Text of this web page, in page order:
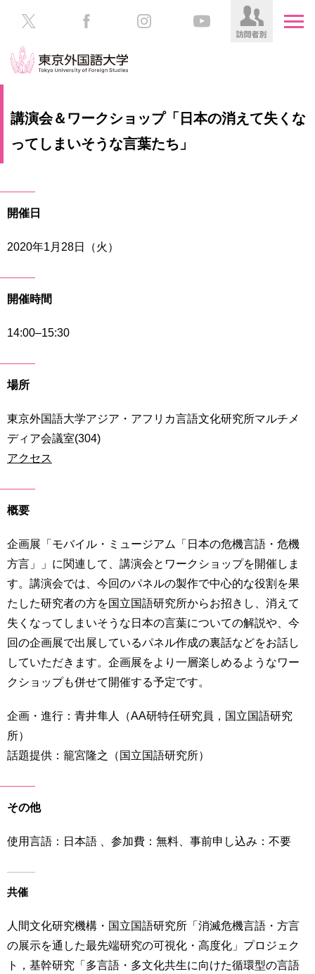
大
学
大
院
／
教
会
連
情
寄
を
す
る
お
問
い
わ
せ
交
ア
ク
セ
ト
ッ
プ
験
の
学
の
保
護
の
卒
生
方
般・
地
方
教
職
専
用
講演会＆ワークショップ「日本の消えて失くな
ってしまいそうな言葉たち」
開催日
2020年1月28日（火）
開催時間
14:00–15:30
場所
東京外国語大学アジア・アフリカ言語文化研究所マルチメ
ディア会議室(304)
アクセス
概要
企画展「モバイル・ミュージアム「日本の危機言語・危機
方言」」に関連して、講演会とワークショップを開催しま
す。講演会では、今回のパネルの製作で中心的な役割を果
たした研究者の方を国立国語研究所からお招きし、消えて
失くなってしまいそうな日本の言葉についての解説や、今
回の企画展で出展しているパネル作成の裏話などをお話し
していただきます。企画展をより一層楽しめるようなワー
クショップも併せて開催する予定です。
企画・進行：青井隼人（AA研特任研究員，国立国語研究
所）
話題提供：籠宮隆之（国立国語研究所）
その他
使用言語：日本語 、参加費：無料、事前申し込み：不要
共催
人間文化研究機構・国立国語研究所「消滅危機言語・方言
の展示を通した最先端研究の可視化・高度化」プロジェク
ト，基幹研究「多言語・多文化共生に向けた循環型の言語